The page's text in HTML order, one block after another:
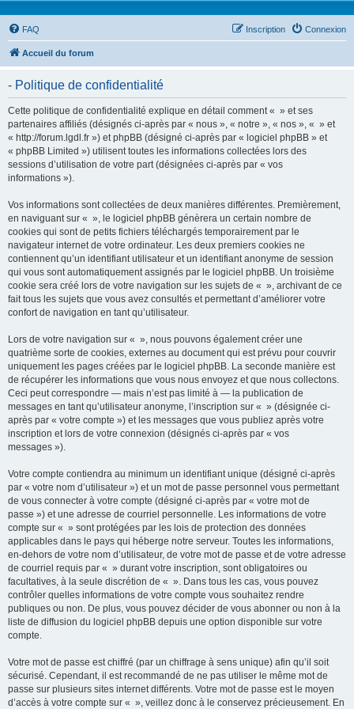
FAQ Connexion
Inscription
Accueil du forum
- Politique de confidentialité
Cette politique de confidentialité explique en détail comment « » et ses
partenaires affiliés (désignés ci-après par « nous », « notre », « nos », « » et
« http://forum.lgdl.fr ») et phpBB (désigné ci-après par « logiciel phpBB » et
« phpBB Limited ») utilisent toutes les informations collectées lors des
sessions d’utilisation de votre part (désignées ci-après par « vos
informations »).
Vos informations sont collectées de deux manières différentes. Premièrement,
en naviguant sur « », le logiciel phpBB génèrera un certain nombre de
cookies qui sont de petits fichiers téléchargés temporairement par le
navigateur internet de votre ordinateur. Les deux premiers cookies ne
contiennent qu’un identifiant utilisateur et un identifiant anonyme de session
qui vous sont automatiquement assignés par le logiciel phpBB. Un troisième
cookie sera créé lors de votre navigation sur les sujets de « », archivant de ce
fait tous les sujets que vous avez consultés et permettant d’améliorer votre
confort de navigation en tant qu’utilisateur.
Lors de votre navigation sur « », nous pouvons également créer une
quatrième sorte de cookies, externes au document qui est prévu pour couvrir
uniquement les pages créées par le logiciel phpBB. La seconde manière est
de récupérer les informations que vous nous envoyez et que nous collectons.
Ceci peut correspondre — mais n’est pas limité à — la publication de
messages en tant qu’utilisateur anonyme, l’inscription sur « » (désignée ci-
après par « votre compte ») et les messages que vous publiez après votre
inscription et lors de votre connexion (désignés ci-après par « vos
messages »).
Votre compte contiendra au minimum un identifiant unique (désigné ci-après
par « votre nom d’utilisateur ») et un mot de passe personnel vous permettant
de vous connecter à votre compte (désigné ci-après par « votre mot de
passe ») et une adresse de courriel personnelle. Les informations de votre
compte sur « » sont protégées par les lois de protection des données
applicables dans le pays qui héberge notre serveur. Toutes les informations,
en-dehors de votre nom d’utilisateur, de votre mot de passe et de votre adresse
de courriel requis par « » durant votre inscription, sont obligatoires ou
facultatives, à la seule discrétion de « ». Dans tous les cas, vous pouvez
contrôler quelles informations de votre compte vous souhaitez rendre
publiques ou non. De plus, vous pouvez décider de vous abonner ou non à la
liste de diffusion du logiciel phpBB depuis une option disponible sur votre
compte.
Votre mot de passe est chiffré (par un chiffrage à sens unique) afin qu’il soit
sécurisé. Cependant, il est recommandé de ne pas utiliser le même mot de
passe sur plusieurs sites internet différents. Votre mot de passe est le moyen
d’accès à votre compte sur « », veillez donc à le conservez précieusement. En